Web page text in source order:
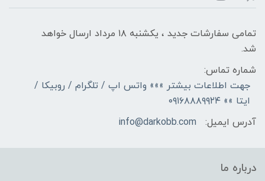
تمامی سفارشات جدید ، یکشنبه ۱۸ مرداد ارسال خواهد
شد.
شماره تماس:
جهت اطلاعات بیشتر »»» واتس اپ / تلگرام / روبیکا /
ایتا »» ۰۹۱۶۸۸۸۹۹۲۴
آدرس ایمیل:
info@darkobb.com
درباره ما